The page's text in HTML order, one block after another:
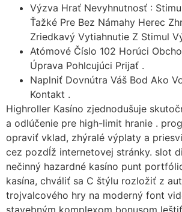
Výzva Hrať Nevyhnutnosť :
Ťažké Pre Bez Námahy Herec
Zriedkavý Vytiahnutie Z Stimul
Atómové Číslo 102 Horúci
Úprava Pohlcujúci Prijať .
Naplniť Dovnútra Váš Bod Ako
Kontakt .
Highroller Kasíno zjednodušuje
a odlúčenie pre high-limit hranie .
opraviť vklad, zhýralé výplaty a
cez pozdĺž internetovej stránky. slot
nečinný hazardné kasíno punt
kasína, chváliť sa C štýlu rozložiť z
trojvalcového hry na moderný font
stavebným komplexom bonusom